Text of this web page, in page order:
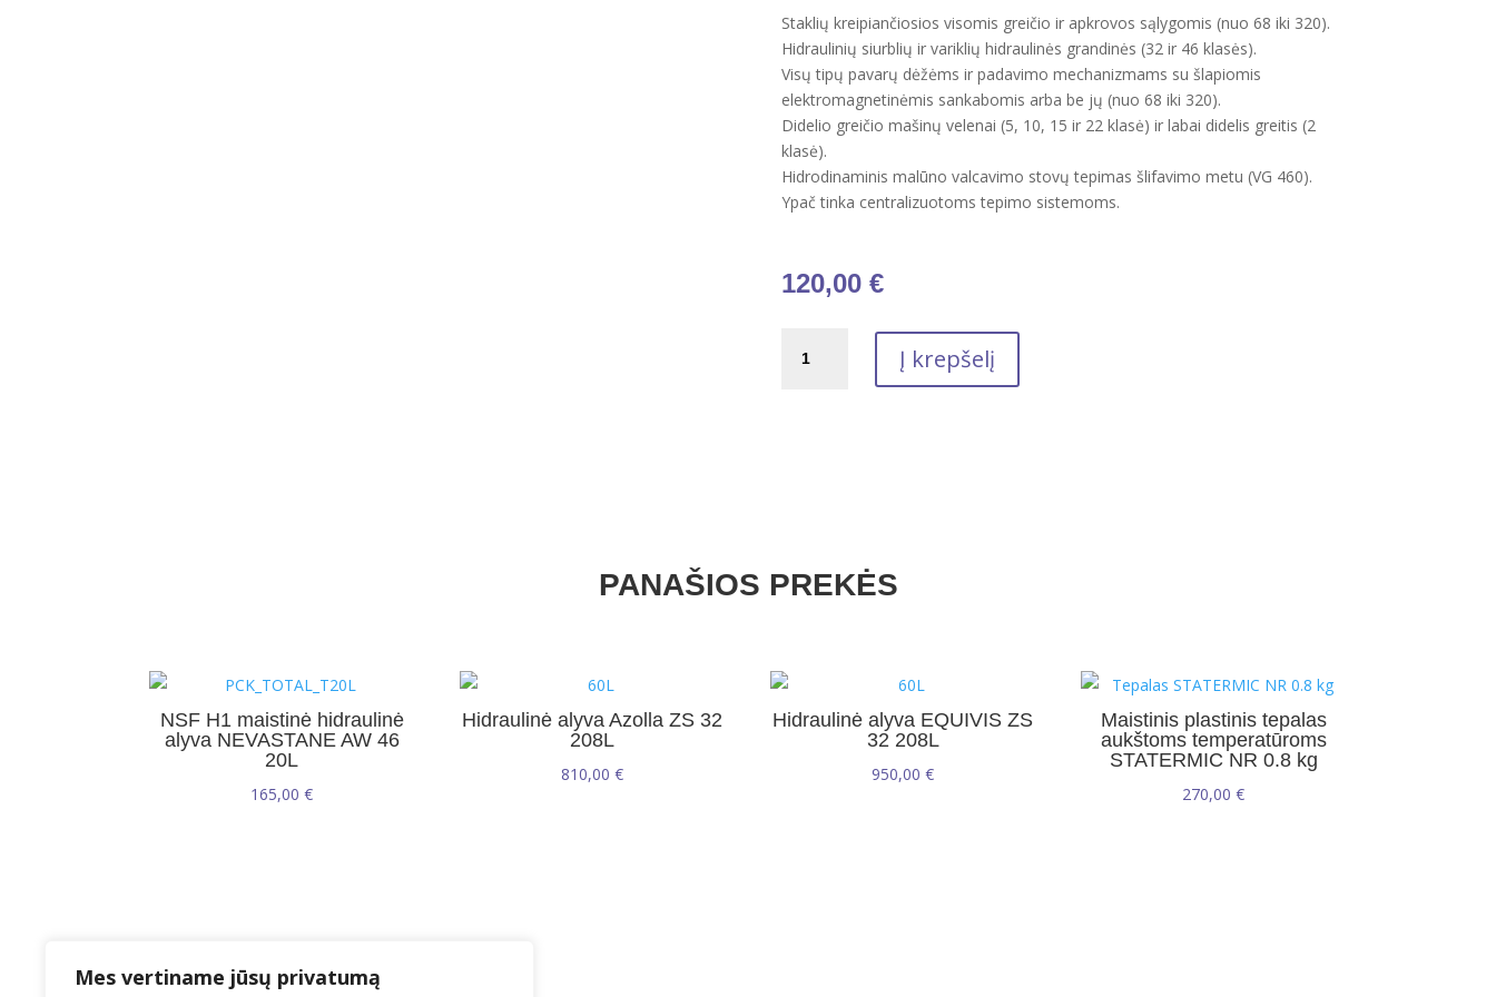
Mes vertiname jūsų privatumą
Staklių kreipiančiosios visomis greičio ir apkrovos sąlygomis (nuo 68 iki 320).
Hidraulinių siurblių ir variklių hidraulinės grandinės (32 ir 46 klasės).
Visų tipų pavarų dėžėms ir padavimo mechanizmams su šlapiomis
elektromagnetinėmis sankabomis arba be jų (nuo 68 iki 320).
Didelio greičio mašinų velenai (5, 10, 15 ir 22 klasė) ir labai didelis greitis (2
klasė).
Hidrodinaminis malūno valcavimo stovų tepimas šlifavimo metu (VG 460).
Ypač tinka centralizuotoms tepimo sistemoms.
120,00 €
kiekis:
Kreipiančiųjų,
20L
Į krepšelį
PANAŠIOS PREKĖS
NSF H1 maistinė hidraulinė
alyva NEVASTANE AW 46
20L
165,00€
Hidraulinė alyva Azolla ZS 32
208L
810,00€
Hidraulinė alyva EQUIVIS ZS
32 208L
950,00€
Maistinis plastinis tepalas
aukštoms temperatūroms
STATERMIC NR 0.8 kg
270,00€